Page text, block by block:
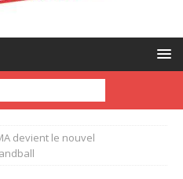
devient le nouvel